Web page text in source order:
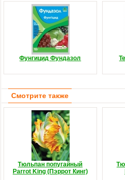
Фунгицид Фундазол
Смотрите также
Тюльпан попугайный
Parrot King (Пэррот Кинг)